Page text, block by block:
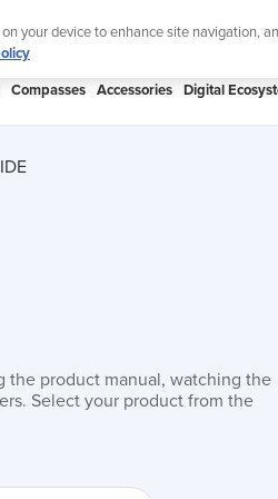
Lightweight sports watch
Compasses Accessories Digital
the product manual, watching the
Select your product from the
your device to enhance site navigation,